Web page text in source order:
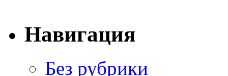
Навигация
Без рубрики